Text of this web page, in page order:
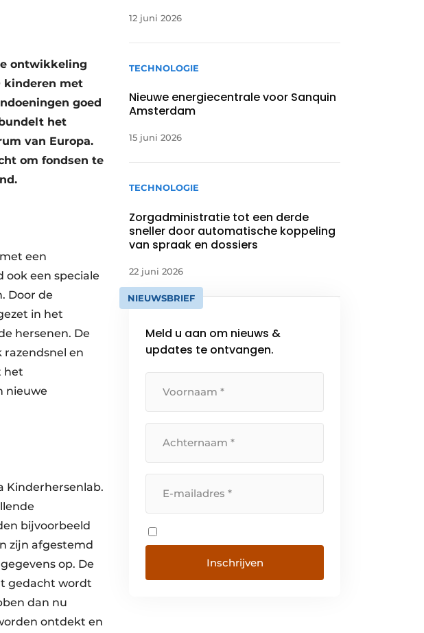
ontwikkeling
kinderen met
goed
het
van Europa.
om fondsen te
een
een speciale
Door de
in het
hersenen. De
en
het
nieuwe
Kinderhersenlab.
bijvoorbeeld
zijn afgestemd
op. De
gedacht wordt
dan nu
ontdekt en
12 juni 2026
TECHNOLOGIE
Nieuwe energiecentrale voor Sanquin
Amsterdam
15 juni 2026
TECHNOLOGIE
Zorgadministratie tot een derde
sneller door automatische koppeling
van spraak en dossiers
22 juni 2026
NIEUWSBRIEF
Meld u aan om nieuws &
updates te ontvangen.